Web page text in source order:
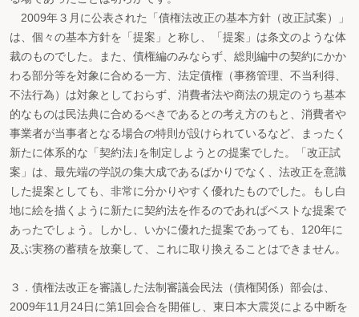
2009年３月に公表された「債権法改正の基本方針（改正試案）」
は、個々の基本方針を「提案」と称し、「提案」は条文のような体
裁のものでした。また、債権編のみならず、総則編中の契約にかか
わる部分等を対象に合める一方、法定債権（事務管理、不当利得、
不法行為）は対象としておらず、消費者法や商法の規定のうち基本
的なものは民法典に合めるべきであるとの考え方のもと、消費者や
事業者が当事者となる場合の特則が設けられているなど、まったく
新たに体系的な「契約法｣を制定しようとの提案でした。「改正試
案」は、最先端の学説の集大成であるばかりでなく、法改正を意識
した提案としても、非常に分かりやすく優れたものでした。もし白
地に絵を描くように新たに契約法を作るのであればベストな提案で
あったでしょう。しかし、いかに優れた提案であっても、120年に
及ぶ実務の蓄積を放棄して、これに取り換えることはできません。
３．債権法改正を審議した法制審議会民法（債権関係）部会は、
2009年11月24日に第1回会合を開催し、東日本大震災による中断を